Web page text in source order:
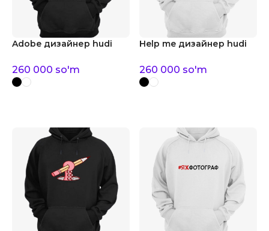
Adobe дизайнер hudi
260 000 so'm
Help me дизайнер hudi
260 000 so'm